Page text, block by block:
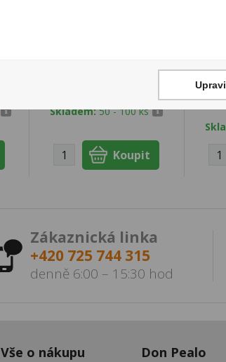
Skladem:50 - 100 ks
Zákaznická linka
+420 725 744 315
denně 6:00 – 15:30 hod
Vše o nákupu Don Pealo